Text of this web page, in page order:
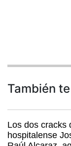
También
Los dos cracks
hospitalense